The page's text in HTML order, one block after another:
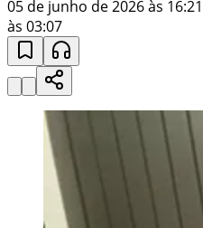
05 de junho de 2026 às 16:21
às 03:07